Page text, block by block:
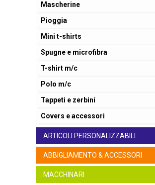
Mascherine
Pioggia
Mini t-shirts
Spugne e microfibra
T-shirt m/c
Polo m/c
Tappeti e zerbini
Covers e accessori
ARTICOLI PERSONALIZZABILI
ABBIGLIAMENTO & ACCESSORI
MACCHINARI